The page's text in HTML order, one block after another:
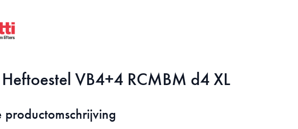
VB4+4 RCMBM d4 XL
productomschrijving